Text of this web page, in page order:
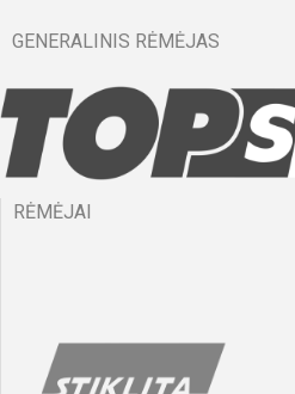
GENERALINIS RĖMĖJAS
RĖMĖJAI